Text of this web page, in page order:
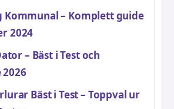
Kommunal – Komplett guide
2024
– Bäst i Test och
Bäst i Test – Toppval ur